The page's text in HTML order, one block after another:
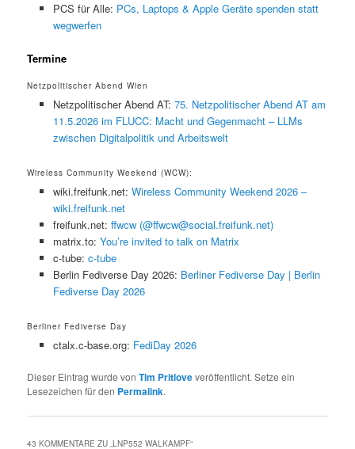
PCS für Alle: PCs, Laptops & Apple Geräte spenden statt
wegwerfen
Termine
Netzpolitischer Abend Wien
Netzpolitischer Abend AT: 75. Netzpolitischer Abend AT am
11.5.2026 im FLUCC: Macht und Gegenmacht – LLMs
zwischen Digitalpolitik und Arbeitswelt
Wireless Community Weekend (WCW):
wiki.freifunk.net: Wireless Community Weekend 2026 –
wiki.freifunk.net
freifunk.net: ffwcw (@ffwcw@social.freifunk.net)
matrix.to: You’re invited to talk on Matrix
c-tube: c-tube
Berlin Fediverse Day 2026: Berliner Fediverse Day | Berlin
Fediverse Day 2026
Berliner Fediverse Day
ctalx.c-base.org: FediDay 2026
Dieser Eintrag wurde vonTim Pritloveveröffentlicht. Setze ein
Lesezeichen für den Permalink.
43 KOMMENTARE ZU „LNP552 WALKAMPF“